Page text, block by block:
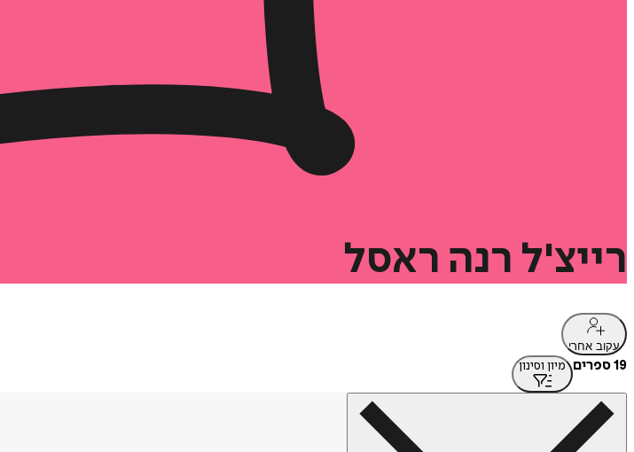
רייצ'ל רנה ראסל
עקוב אחרי
19 ספרים מיון וסינון